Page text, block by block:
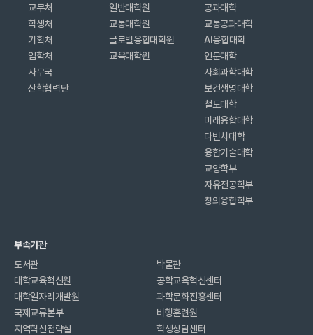
교무처
학생처
기획처
입학처
사무국
산학협력단
일반대학원
교통대학원
글로벌융합대학원
교육대학원
공과대학
교통공과대학
AI융합대학
인문대학
사회과학대학
보건생명대학
철도대학
미래융합대학
다빈치대학
융합기술대학
교양학부
자유전공학부
창의융합학부
부속기관
도서관
대학교육혁신원
대학일자리개발원
국제교류본부
지역혁신전략실
박물관
공학교육혁신센터
과학문화진흥센터
비행훈련원
학생상담센터